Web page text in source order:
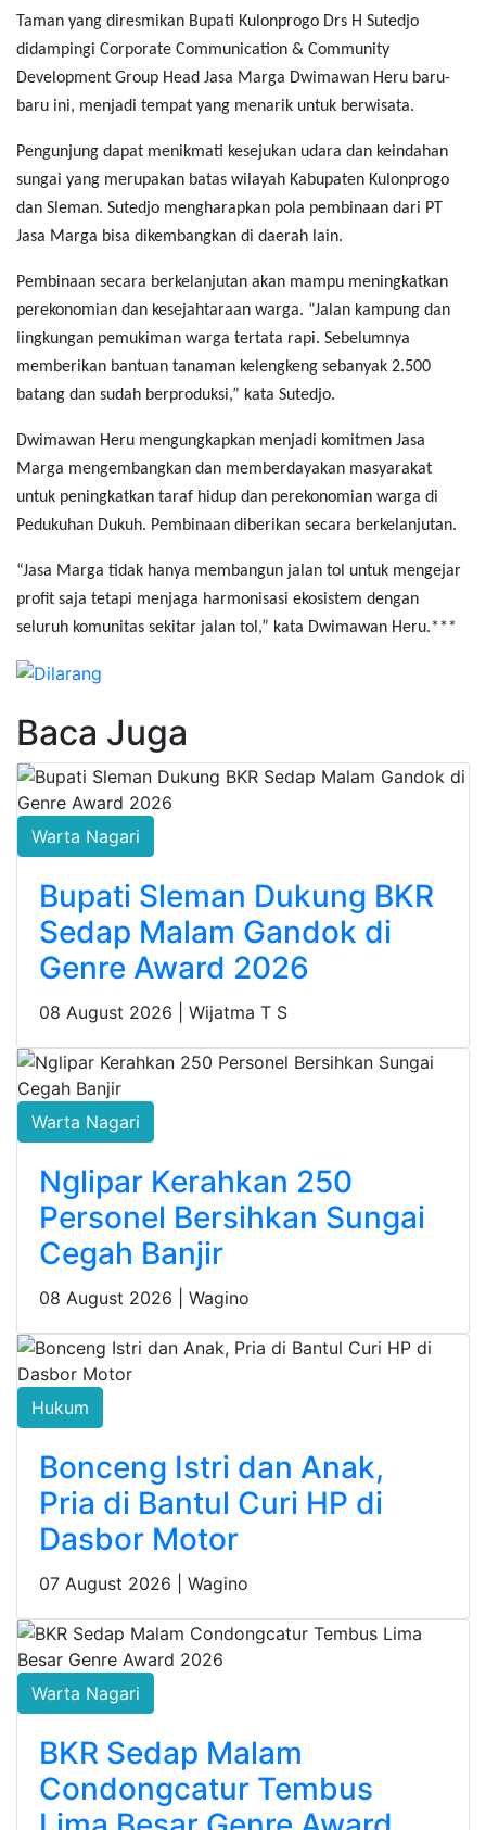
Taman yang diresmikan Bupati Kulonprogo Drs H Sutedjo
didampingi Corporate Communication & Community
Development Group Head Jasa Marga Dwimawan Heru baru-
baru ini, menjadi tempat yang menarik untuk berwisata.
Pengunjung dapat menikmati kesejukan udara dan keindahan
sungai yang merupakan batas wilayah Kabupaten Kulonprogo
dan Sleman. Sutedjo mengharapkan pola pembinaan dari PT
Jasa Marga bisa dikembangkan di daerah lain.
Pembinaan secara berkelanjutan akan mampu meningkatkan
perekonomian dan kesejahtaraan warga. “Jalan kampung dan
lingkungan pemukiman warga tertata rapi. Sebelumnya
memberikan bantuan tanaman kelengkeng sebanyak 2.500
batang dan sudah berproduksi,” kata Sutedjo.
Dwimawan Heru mengungkapkan menjadi komitmen Jasa
Marga mengembangkan dan memberdayakan masyarakat
untuk peningkatkan taraf hidup dan perekonomian warga di
Pedukuhan Dukuh. Pembinaan diberikan secara berkelanjutan.
“Jasa Marga tidak hanya membangun jalan tol untuk mengejar
profit saja tetapi menjaga harmonisasi ekosistem dengan
seluruh komunitas sekitar jalan tol,” kata Dwimawan Heru.***
Baca Juga
Warta Nagari
Bupati Sleman Dukung BKR
Sedap Malam Gandok di
Genre Award 2026
08 August 2026 | Wijatma T S
Warta Nagari
Nglipar Kerahkan 250
Personel Bersihkan Sungai
Cegah Banjir
08 August 2026 | Wagino
Hukum
Bonceng Istri dan Anak,
Pria di Bantul Curi HP di
Dasbor Motor
07 August 2026 | Wagino
Warta Nagari
BKR Sedap Malam
Condongcatur Tembus